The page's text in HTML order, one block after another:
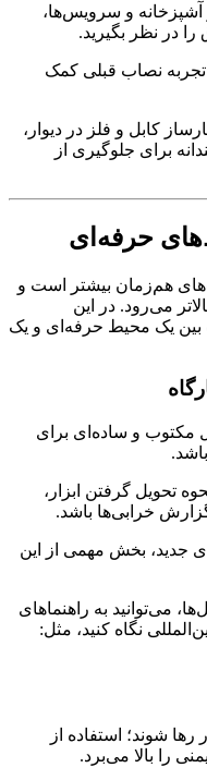
و سرویس‌ها،
در نظر بگیرید.
تجربه نصاب قبلی کمک
کابل و فلز در دیوار،
برای جلوگیری از
حرفه‌ای
هم‌زمان بیشتر است و
می‌رود. در این
بین یک محیط حرفه‌ای و یک
مکتوب و ساده‌ای برای
تحویل گرفتن ابزار،
خرابی‌ها باشد.
جدید، بخش مهمی از این
می‌توانید به راهنماهای
نگاه کنید، مثل:
شوند؛ استفاده از
را بالا می‌برد.